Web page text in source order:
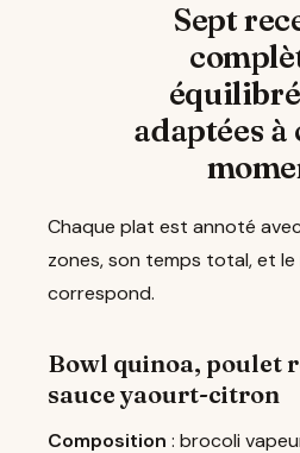
Sept
adaptées à
Chaque plat est annoté
zones, son temps total, et le
correspond.
Bowl quinoa, poulet
sauce yaourt-citron
Composition : brocoli